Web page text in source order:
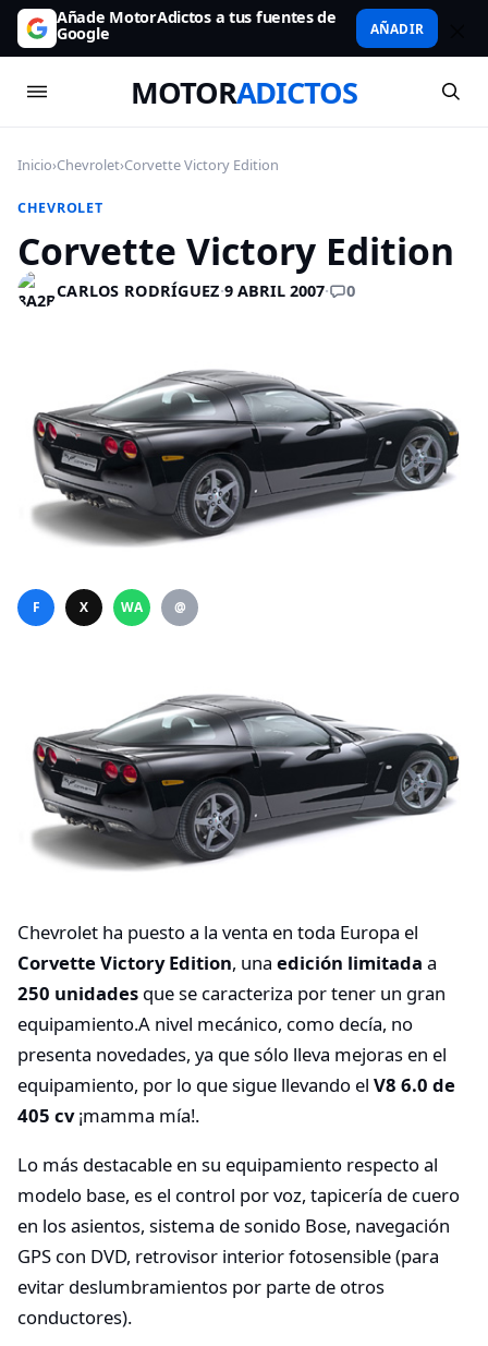
Añade MotorAdictos a tus fuentes de
Google AÑADIR
MOTORADICTOS
Inicio›Chevrolet›Corvette Victory Edition
CHEVROLET
Corvette Victory Edition
CARLOS RODRÍGUEZ·9 ABRIL 2007· 0
F X WA @
Chevrolet ha puesto a la venta en toda Europa el
Corvette Victory Edition, una edición limitada a
250 unidades que se caracteriza por tener un gran
equipamiento.A nivel mecánico, como decía, no
presenta novedades, ya que sólo lleva mejoras en el
equipamiento, por lo que sigue llevando el V8 6.0 de
405 cv¡mamma mía!.
Lo más destacable en su equipamiento respecto al
modelo base, es el control por voz, tapicería de cuero
en los asientos, sistema de sonido Bose, navegación
GPS con DVD, retrovisor interior fotosensible (para
evitar deslumbramientos por parte de otros
conductores).